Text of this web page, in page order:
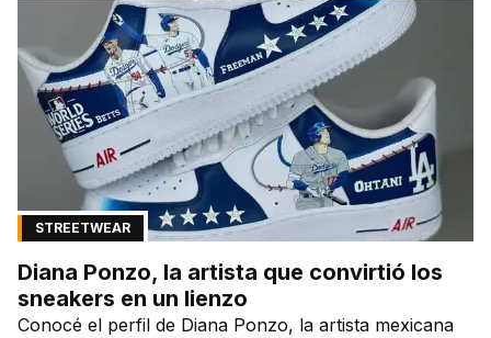
STREETWEAR
Diana Ponzo, la artista que convirtió los
sneakers en un lienzo
Conocé el perfil de Diana Ponzo, la artista mexicana